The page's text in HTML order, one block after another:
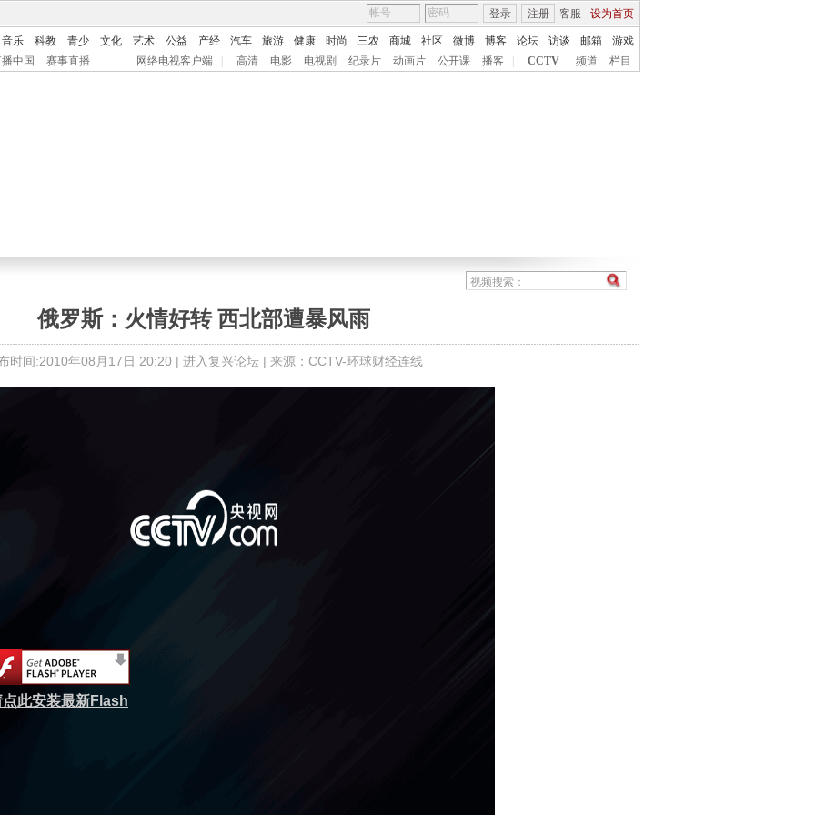
客服 设为首页
登录 注册
音乐 科教 青少 文化 艺术 公益 产经 汽车 旅游 健康 时尚 三农 商城 社区 微博 博客 论坛 访谈 邮箱
游戏
中国
赛事直播 网络电视客户端 高清 电影 电视剧 纪录片 动画片 公开课 播客 CCTV 频道 栏目
俄罗斯：火情好转 西北部遭暴风雨
时间:2010年08月17日 20:20 | 进入复兴论坛 | 来源：CCTV-环球财经连线
点此安装最新Flash